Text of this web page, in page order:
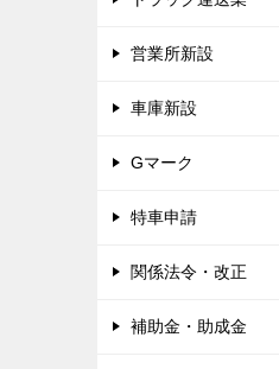
営業所新設
車庫新設
Gマーク
特車申請
関係法令・改正
補助金・助成金